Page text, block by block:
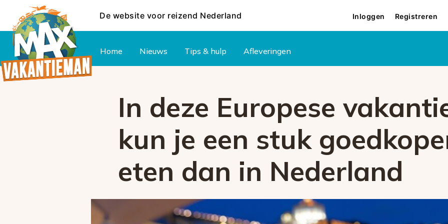
De website voor reizend Nederland Inloggen Registreren
Home Nieuws Tips & hulp Afleveringen
In deze Europese
kun je een stuk
eten dan in Nederland